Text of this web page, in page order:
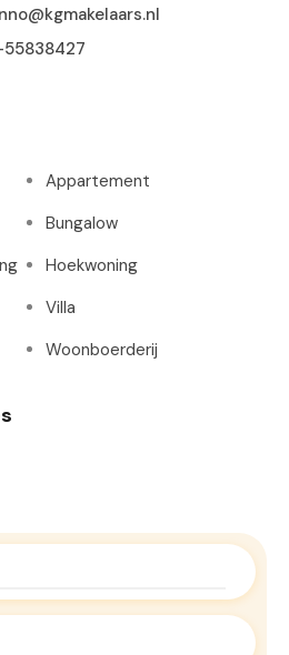
Appartement
Bungalow
Hoekwoning
Villa
Woonboerderij